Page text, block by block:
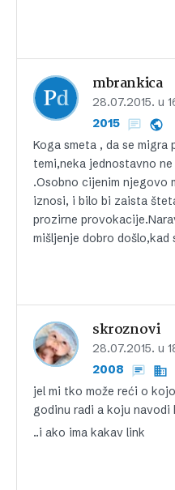
mbrankica
28.07.2015. u
2015
Koga smeta , da se
temi,neka jednostavno
.Osobno cijenim njegovo
iznosi, i bilo bi zaista
prozirne
mišljenje dobro došlo,kad
skroznovi
28.07.2015. u
2008
jel mi tko može reći o
godinu radi a koju navodi
..i ako ima kakav link